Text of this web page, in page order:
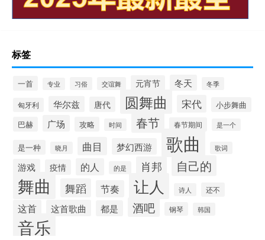
标签
一首 专业 习俗 交谊舞 元宵节 冬天 冬季
匈牙利 华尔兹 唐代 圆舞曲 宋代
小步舞曲
巴赫
广场 攻略 时间 春节 春节期间 是一个
是一种 晓月 曲目 梦幻西游 歌曲 歌词
游戏 疫情 的人 的是 肖邦 自己的
舞曲 舞蹈 节奏 让人 诗人 还不
这首 这首歌曲 都是 酒吧 钢琴 韩国
音乐